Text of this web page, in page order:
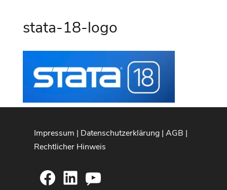
stata-18-logo
Impressum | Datenschutzerklärung |AGB |
Rechtlicher Hinweis
Facebook
LinkedIn
YouTube